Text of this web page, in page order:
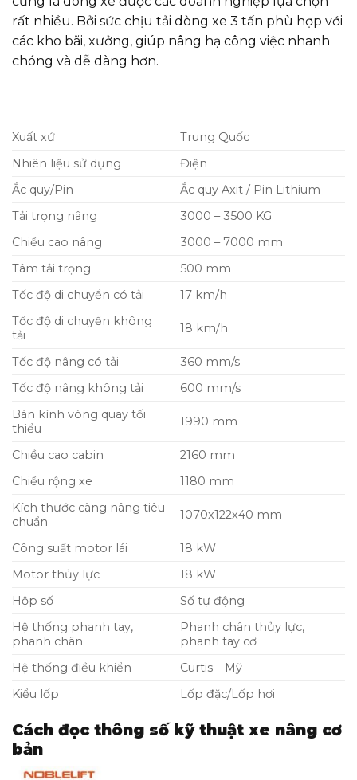
rất nhiều. Bởi sức chịu tải dòng xe 3 tấn phù hợp với
các kho bãi, xưởng, giúp nâng hạ công việc nhanh
chóng và dễ dàng hơn.
Xuất xứ
Trung Quốc
Nhiên liệu sử dụng
Điện
Ắc quy/Pin
Ắc quy Axit / Pin Lithium
Tải trọng nâng
3000 – 3500 KG
Chiều cao nâng
3000 – 7000 mm
Tâm tải trọng
500 mm
Tốc độ di chuyển có tải
17 km/h
Tốc độ di chuyển không
tải
18 km/h
Tốc độ nâng có tải
360 mm/s
Tốc độ nâng không tải
600 mm/s
Bán kính vòng quay tối
thiểu
1990 mm
Chiều cao cabin
2160 mm
Chiều rộng xe
1180 mm
Kích thước càng nâng tiêu
chuẩn
1070x122x40 mm
Công suất motor lái
18 kW
Motor thủy lực
18 kW
Hộp số
Số tự động
Hệ thống phanh tay,
phanh chân
Phanh chân thủy lực,
phanh tay cơ
Hệ thống điều khiển
Curtis – Mỹ
Kiểu lốp
Lốp đặc/Lốp hơi
Cách đọc thông số kỹ thuật xe nâng cơ
bản